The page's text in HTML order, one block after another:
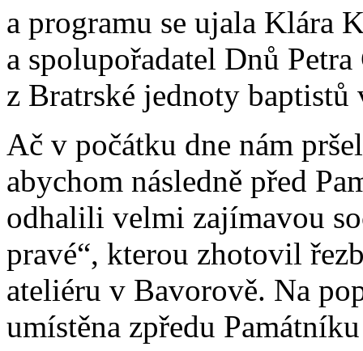
a programu se ujala Klára
a spolupořadatel Dnů
z Bratrské jednoty
Ač v počátku dne nám
abychom následně před
odhalili velmi zajímavou
pravé“, kterou zhotovil
ateliéru v Bavorově. Na
umístěna zpředu